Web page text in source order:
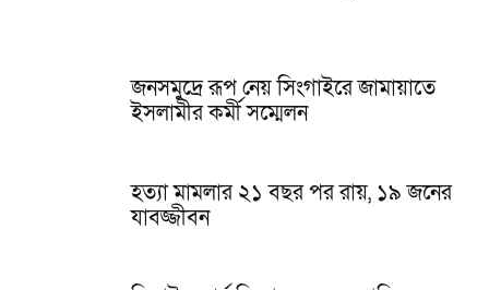
জনসমুদ্রে রূপ নেয় সিংগাইরে জামায়াতে
ইসলামীর কর্মী সম্মেলন
হত্যা মামলার ২১ বছর পর রায়, ১৯ জনের
যাবজ্জীবন